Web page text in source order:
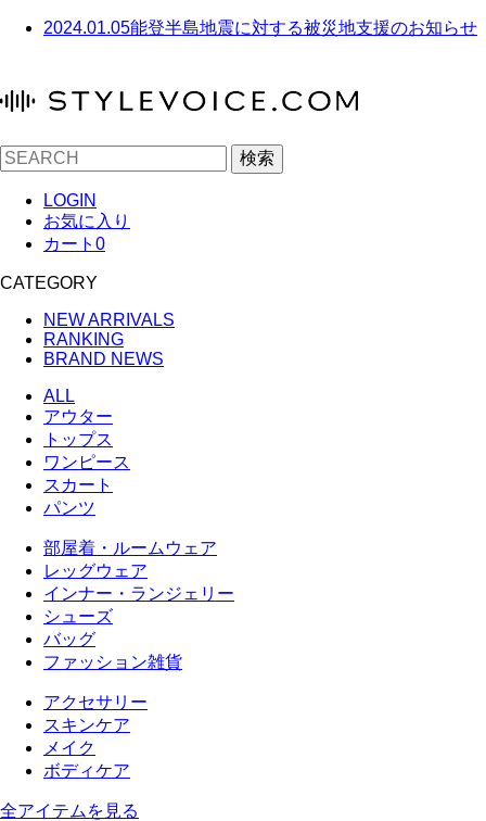
2024.01.05能登半島地震に対する被災地支援のお知らせ
検索
LOGIN
お気に入り
カート 0
CATEGORY
NEW ARRIVALS
RANKING
BRAND NEWS
ALL
アウター
トップス
ワンピース
スカート
パンツ
部屋着・ルームウェア
レッグウェア
インナー・ランジェリー
シューズ
バッグ
ファッション雑貨
アクセサリー
スキンケア
メイク
ボディケア
全アイテムを見る